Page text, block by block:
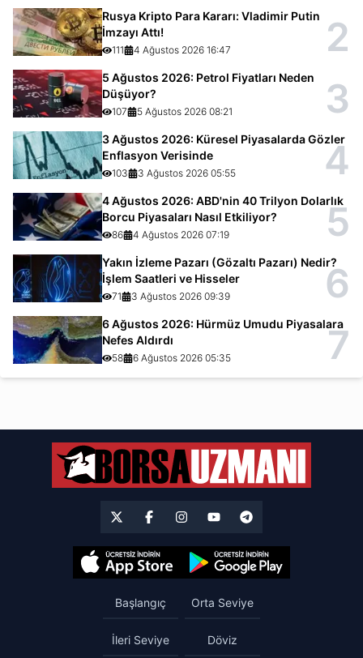
Rusya Kripto Para Kararı: Vladimir Putin
İmzayı Attı!
111 4 Ağustos 2026 16:47 2
5 Ağustos 2026: Petrol Fiyatları Neden
Düşüyor?
107 5 Ağustos 2026 08:21 3
3 Ağustos 2026: Küresel Piyasalarda Gözler
Enflasyon Verisinde
103 3 Ağustos 2026 05:55 4
4 Ağustos 2026: ABD'nin 40 Trilyon Dolarlık
Borcu Piyasaları Nasıl Etkiliyor?
86 4 Ağustos 2026 07:19 5
Yakın İzleme Pazarı (Gözaltı Pazarı) Nedir?
İşlem Saatleri ve Hisseler
71 3 Ağustos 2026 09:39 6
6 Ağustos 2026: Hürmüz Umudu Piyasalara
Nefes Aldırdı
58 6 Ağustos 2026 05:35 7
Başlangıç Orta Seviye
İleri Seviye Döviz